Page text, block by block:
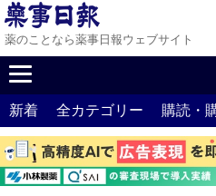
薬のことなら薬事日報ウェブサイト
新着 全カテゴリー 購読・